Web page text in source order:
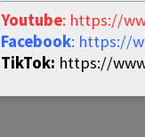
Youtube: https://
Facebook: https://
TikTok: https://